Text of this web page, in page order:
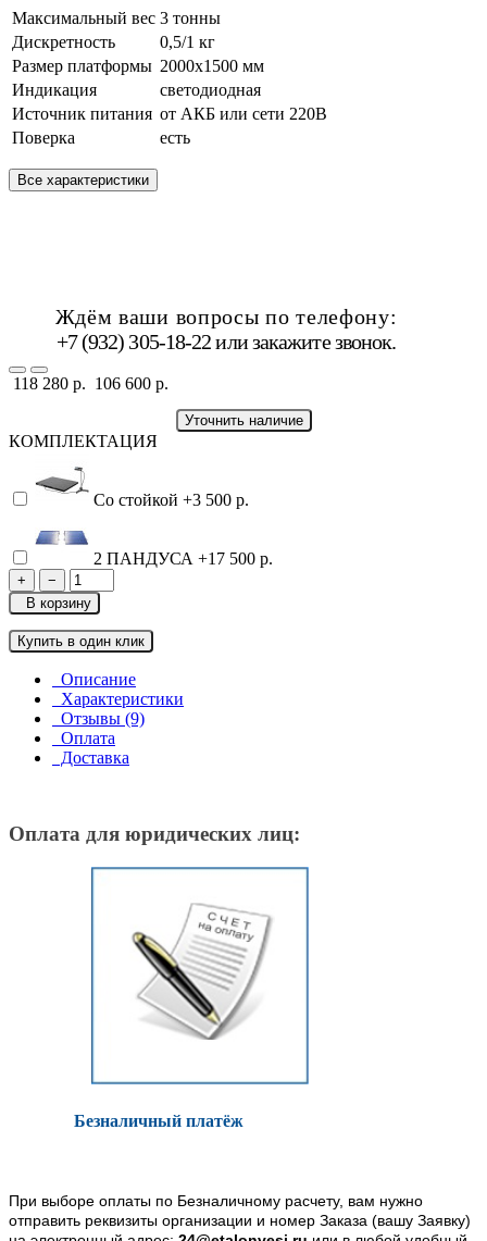
Максимальный вес 3 тонны
Дискретность
0,5/1 кг
Размер платформы 2000х1500 мм
Индикация
светодиодная
Источник питания от АКБ или сети 220В
Поверка
есть
Все характеристики
Ждём ваши вопросы по телефону:
+7 (932) 305-18-22 илизакажите звонок.
118 280 р. 106 600 р.
Уточнить наличие
КОМПЛЕКТАЦИЯ
Со стойкой +3 500 р.
2 ПАНДУСА +17 500 р.
+
−
В корзину
Купить в один клик
Описание
Характеристики
Отзывы (9)
Оплата
Доставка
Оплата для юридических лиц:
Безналичный платёж
При выборе оплаты по Безналичному расчету, вам нужно
отправить реквизиты организации и номер Заказа (вашу Заявку)